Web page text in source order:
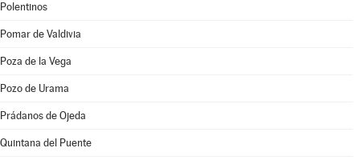
Polentinos
Pomar de Valdivia
Poza de la Vega
Pozo de Urama
Prádanos de Ojeda
Quintana del Puente